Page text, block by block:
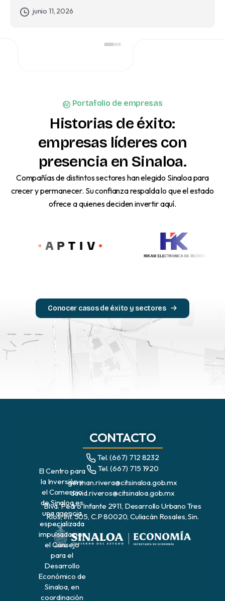
junio 11, 2026
Portafolio de empresas
Historias deéxito:
empresas líderes con
presencia en Sinaloa.
Compañías de distintos sectores han elegido Sinaloa para
crecer y permanecer. Su confianza respalda lo que el estado
ofrece a quienes deciden invertir aquí.
Conocer casos de éxito y sectores
El Centro para
la Inversión y
el Comercio
de Sinaloa es
una agencia
especializada
impulsada por
el Consejo
para el
Desarrollo
Económico de
Sinaloa, en
coordinación
CONTACTO
Tel. (667) 712 8232
Tel. (667) 715 1920
german.rivera@citsinaloa.gob.mx
david.riveros@citsinaloa.gob.mx
Blvd. Pedro Infante 2911, Desarrollo Urbano Tres
Ríos, Int. 505, C.P 80020, Culiacán Rosales, Sin.